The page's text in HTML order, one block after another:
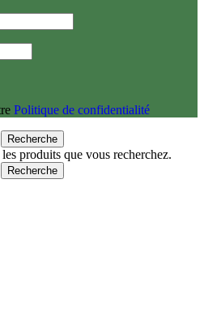
Politique de confidentialité
Recherche
produits que vous recherchez.
Recherche